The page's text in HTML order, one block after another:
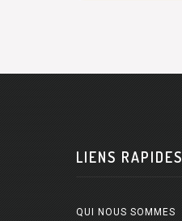
LIENS RAPIDES
QUI NOUS SOMMES